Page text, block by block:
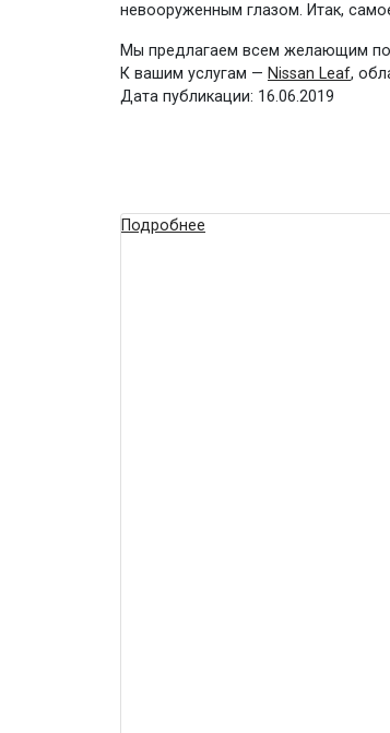
невооруженным глазом. Итак,
Мы предлагаем всем желающим
К вашим услугам — Nissan Leaf,
Дата публикации: 16.06.2019
Подробнее